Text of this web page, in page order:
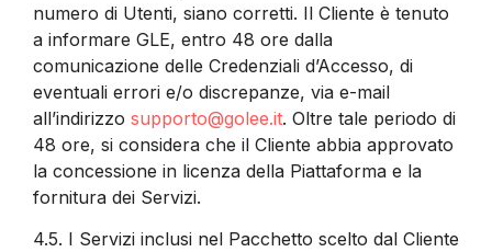
numero di Utenti, siano corretti. Il Cliente è tenuto
a informare GLE, entro 48 ore dalla
comunicazione delle Credenziali d’Accesso, di
eventuali errori e/o discrepanze, via e-mail
all’indirizzo supporto@golee.it. Oltre tale periodo di
48 ore, si considera che il Cliente abbia approvato
la concessione in licenza della Piattaforma e la
fornitura dei Servizi.
4.5. I Servizi inclusi nel Pacchetto scelto dal Cliente